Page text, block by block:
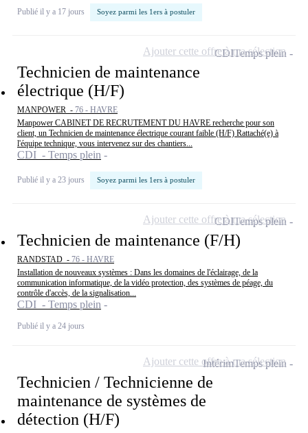
Publié il y a 17 jours Soyez parmi les 1ers à postuler
Technicien de maintenance
électrique (H/F)
MANPOWER - 76 - HAVRE
Manpower CABINET DE RECRUTEMENT DU HAVRE recherche pour son
client, un Technicien de maintenance électrique courant faible (H/F) Rattaché(e) à
l'équipe technique, vous intervenez sur des chantiers...
CDI - Temps plein
Publié il y a 23 jours Soyez parmi les 1ers à postuler
CDITemps plein
Ajouter cette offre à ma sélection
Technicien de maintenance (F/H)
RANDSTAD - 76 - HAVRE
Installation de nouveaux systèmes : Dans les domaines de l'éclairage, de la
communication informatique, de la vidéo protection, des systèmes de péage, du
contrôle d'accès, de la signalisation...
CDI - Temps plein
Publié il y a 24 jours
CDITemps plein
Ajouter cette offre à ma sélection
Technicien / Technicienne de
maintenance de systèmes de
détection (H/F)
IntérimTemps plein
Ajouter cette offre à ma sélection